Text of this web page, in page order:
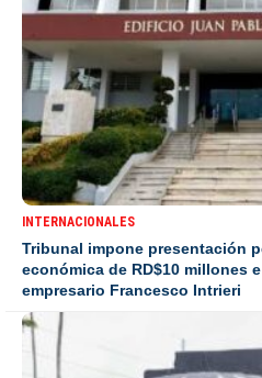
INTERNACIONALES
Tribunal impone presentación
económica de RD$10 millones
empresario Francesco Intrieri